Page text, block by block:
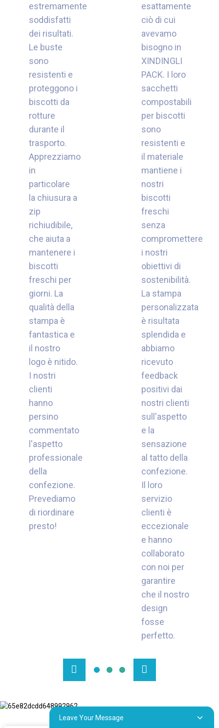
estremamente
soddisfatti
dei risultati.
Le buste
sono
resistenti e
proteggono i
biscotti da
rotture
durante il
trasporto.
Apprezziamo
in
particolare
la chiusura a
zip
richiudibile,
che aiuta a
mantenere i
biscotti
freschi per
giorni. La
qualità della
stampa è
fantastica e
il nostro
logo è nitido.
I nostri
clienti
hanno
persino
commentato
l'aspetto
professionale
della
confezione.
Prevediamo
di riordinare
presto!
esattamente
ciò di cui
avevamo
bisogno in
XINDINGLI
PACK. I loro
sacchetti
compostabili
per biscotti
sono
resistenti e
il materiale
mantiene i
nostri
biscotti
freschi
senza
compromettere
i nostri
obiettivi di
sostenibilità.
La stampa
personalizzata
è risultata
splendida e
abbiamo
ricevuto
feedback
positivi dai
nostri clienti
sull'aspetto
e la
sensazione
al tatto della
confezione.
Il loro
servizio
clienti è
eccezionale
e hanno
collaborato
con noi per
garantire
che il nostro
design
fosse
perfetto.
Leave Your Message